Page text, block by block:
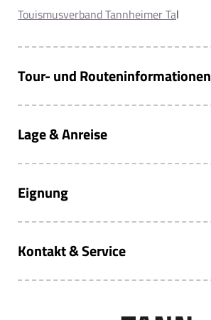
Touismusverband Tannheimer Tal
Tour- und Routeninformationen
Lage & Anreise
Eignung
Kontakt & Service